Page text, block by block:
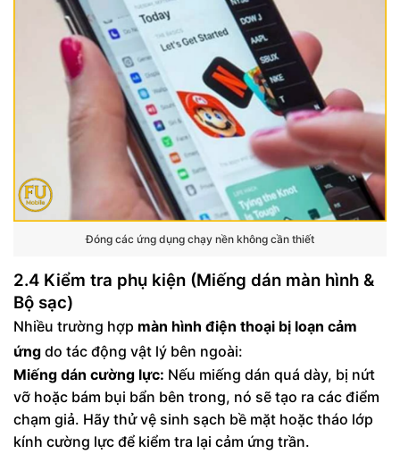
Đóng các ứng dụng chạy nền không cần thiết
2.4 Kiểm tra phụ kiện (Miếng dán màn hình &
Bộ sạc)
Nhiều trường hợp màn hình điện thoại bị loạn cảm
ứng do tác động vật lý bên ngoài:
Miếng dán cường lực: Nếu miếng dán quá dày, bị nứt
vỡ hoặc bám bụi bẩn bên trong, nó sẽ tạo ra các điểm
chạm giả. Hãy thử vệ sinh sạch bề mặt hoặc tháo lớp
kính cường lực để kiểm tra lại cảm ứng trần.